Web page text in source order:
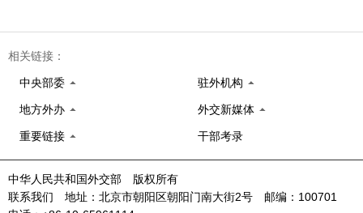
相关链接：
中央部委 驻外机构
地方外办 外交新媒体
重要链接 干部考录
中华人民共和国外交部 版权所有
联系我们 地址：北京市朝阳区朝阳门南大街2号 邮编：100701